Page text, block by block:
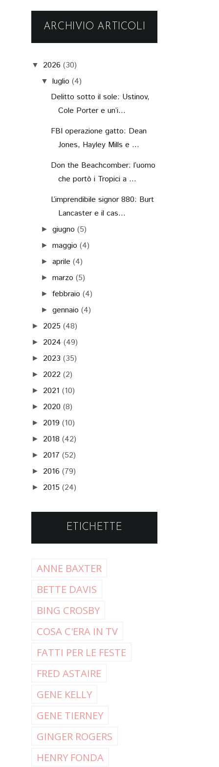
ARCHIVIO ARTICOLI
▼ 2026 (30)
▼ luglio (4)
Delitto sotto il sole: Ustinov,
Cole Porter e un’i...
FBI operazione gatto: Dean
Jones, Hayley Mills e ...
Don the Beachcomber: l’uomo
che portò i Tropici a ...
L’imprendibile signor 880: Burt
Lancaster e il cas...
►giugno (5)
►maggio (4)
►aprile (4)
►marzo (5)
►febbraio (4)
►gennaio (4)
► 2025 (48)
► 2024 (49)
► 2023 (35)
► 2022 (2)
► 2021 (10)
► 2020 (8)
► 2019 (10)
► 2018 (42)
► 2017 (52)
► 2016 (79)
► 2015 (24)
ETICHETTE
ANNE BAXTER
BETTE DAVIS
BING CROSBY
COSA C'ERA IN TV
FATTI PER LE FESTE
FRED ASTAIRE
GENE KELLY
GENE TIERNEY
GINGER ROGERS
HENRY FONDA